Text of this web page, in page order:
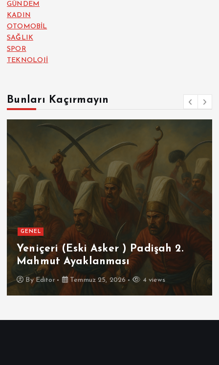
GÜNDEM
KADIN
OTOMOBİL
SAĞLIK
SPOR
TEKNOLOJİ
Bunları Kaçırmayın
GENEL
Yeniçeri (Eski Asker ) Padişah 2.
Mahmut Ayaklanması
ByEditor Temmuz 25, 2026 4 views